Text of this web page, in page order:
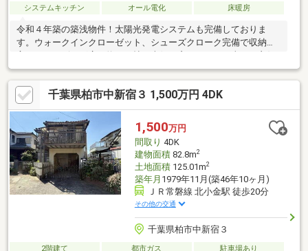
システムキッチン
オール電化 床暖房
令和４年築の築浅物件！太陽光発電システムも完備しておりま
す。ウォークインクローゼット、シューズクローク完備で収納豊
です。
千葉県柏市中新宿３ 1,500万円 4DK
1,500万円
間取り 4DK
建物面積82.8m2
土地面積125.01m2
築年月 1979年11月(築46年10ヶ月)
ＪＲ常磐線 北小金駅 徒歩20分
その他の交通
千葉県柏市中新宿３
2階建て 都市ガス
駐車場あり